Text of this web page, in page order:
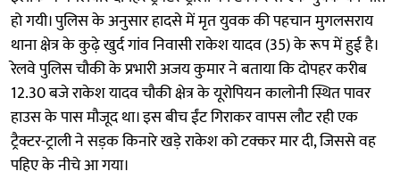
हो गयी। पुलिस के अनुसार हादसे में मृत युवक की पहचान मुगलसराय
थाना क्षेत्र के कुढ़े खुर्द गांव निवासी राकेश यादव (35) के रूप में हुई है।
रेलवे पुलिस चौकी के प्रभारी अजय कुमार ने बताया कि दोपहर करीब
12.30 बजे राकेश यादव चौकी क्षेत्र के यूरोपियन कालोनी स्थित पावर
हाउस के पास मौजूद था। इस बीच ईंट गिराकर वापस लौट रही एक
ट्रैक्टर-ट्राली ने सड़क किनारे खड़े राकेश को टक्कर मार दी, जिससे वह
पहिए के नीचे आ गया।